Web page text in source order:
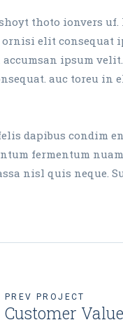
thoto ionvers
elit consequat
accumsan ipsum
auc toreu
dapibus condim
fermentum
nisl quis neque.
PREV PROJECT
Customer